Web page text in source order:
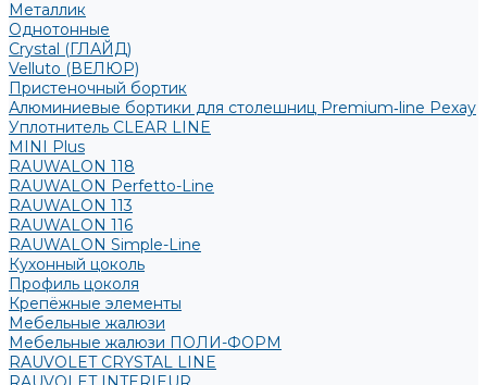
Металлик
Однотонные
Crystal (ГЛАЙД)
Velluto (ВЕЛЮР)
Пристеночный бортик
Алюминиевые бортики для столешниц Premium‑line Рехау
Уплотнитель CLEAR LINE
MINI Plus
RAUWALON 118
RAUWALON Perfetto-Line
RAUWALON 113
RAUWALON 116
RAUWALON Simple-Line
Кухонный цоколь
Профиль цоколя
Крепёжные элементы
Мебельные жалюзи
Мебельные жалюзи ПОЛИ-ФОРМ
RAUVOLET CRYSTAL LINE